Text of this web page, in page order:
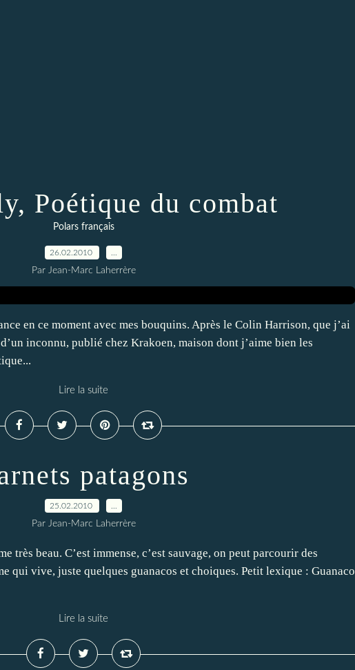
Poétique du combat
Polars français
26.02.2010
Par Jean-Marc Laherrère
en ce moment avec mes bouquins. Après le Colin Harrison, que j’ai
inconnu, publié chez Krakoen, maison dont j’aime bien les
Lire la suite
patagons
25.02.2010
Par Jean-Marc Laherrère
très beau. C’est immense, c’est sauvage, on peut parcourir des
qui vive, juste quelques guanacos et choiques. Petit lexique : Guanaco
Lire la suite